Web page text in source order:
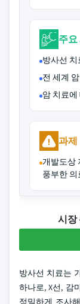
주요
방사선 치
전 세계
암 치료
과제
개발도상
풍부한
시장
방사선 치료는
하나로, X선, 감
정밀하게 조사